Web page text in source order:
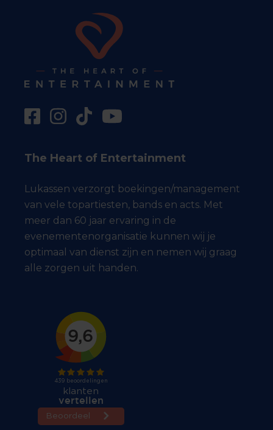
The Heart of Entertainment
Lukassen verzorgt boekingen/management
van vele topartiesten, bands en acts. Met
meer dan 60 jaar ervaring in de
evenementenorganisatie kunnen wij je
optimaal van dienst zijn en nemen wij graag
alle zorgen uit handen.